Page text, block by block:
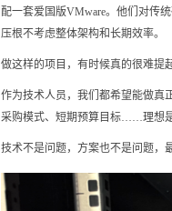
配一套爱国版VMware。他们对传
压根不考虑整体架构和长期效率。
做这样的项目，有时候真的很难提
作为技术人员，我们都希望能做真
采购模式、短期预算目标……理想
技术不是问题，方案也不是问题